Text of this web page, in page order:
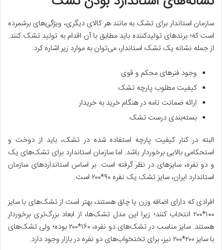
سازمان استاندار برای تشک به مانند هر کالای دیگری، ویژگی‌های برشمرده
است که؛ برند‌های تولید‌کننده باید مطابق با آن اقدام به تولید تشک کنند.
از جمله نشانه یک تشک استاندار، می‌توان به موارد زیر اشاره کرد:
وجود فنر‌های محکم و قوی
کیفیت مطلوب پارچه تشک
ارائه ضمانت نامه در هنگام خرید به خریدار
بسته‌بندی درست تشک
البته در کنار کیفیت پارچه استفاده شده در تشک، باید از دوخت و
استحکامی بالایی برخوردار باشد. اما سازمان استاندارد برای تشک‌های یک
و دو نفره، سایز‌های در نظر گرفته است. بر اساس استاندارد‌های سازمان
استاندارد ایران، سایز تشک یک نفره ۹۰*۲۰۰ است.
افرادی که دارای اضافه وزن یا چاق هستند، بهتر است از تشک‌های با سایز
۱۰۰*۲۰۰ انتخاب کنند؛ زیرا این مدل تشک‌ها، از ابعاد بزرگ‌تری برخوردار
هستند. سایز مناسب در تشک‌های دو نفره، ۱۶۰*۲۰۰ بوده؛ ولی تشک‌های
با سایز ۲۰۰*۲۰۰ نیز، برای تختخواب‌های دو نفره در بازار وجود دارد.